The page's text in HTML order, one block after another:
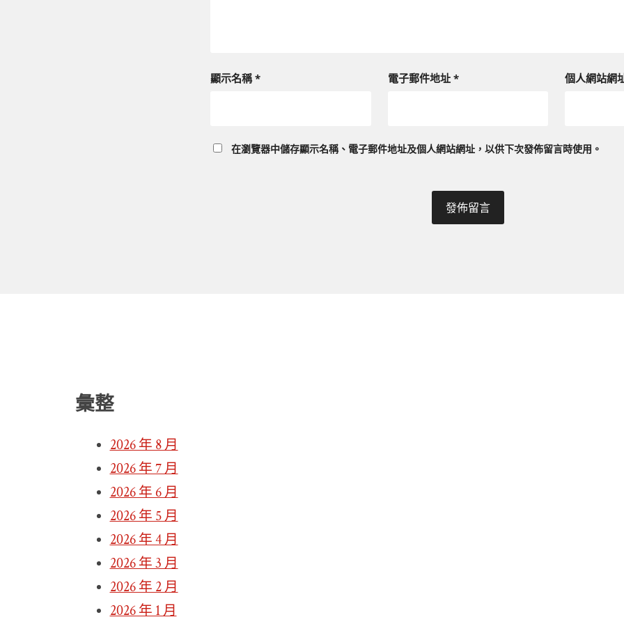
顯示名稱* 電子郵件地址 * 個人網站網
在瀏覽器中儲存顯示名稱、電子郵件地址及個人網站網址，以供下次發佈留言時使用。
彙整
2026 年 8 月
2026 年 7 月
2026 年 6 月
2026 年 5 月
2026 年 4 月
2026 年 3 月
2026 年 2 月
2026 年 1 月